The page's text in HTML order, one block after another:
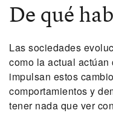
De qué
Las sociedades
como la actual
impulsan estos
comportamientos y
tener nada que ver